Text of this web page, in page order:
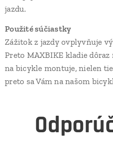
jazdu.
Použité súčiastky
Zážitok z jazdy ovplyvňuje
Preto MAXBIKE kladie
na bicykle montuje, nielen
preto sa Vám na našom